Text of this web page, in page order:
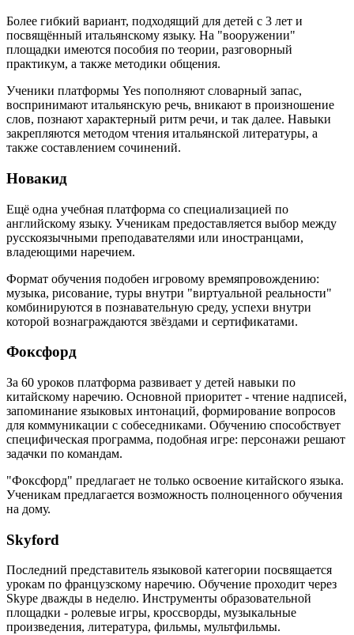
Более гибкий вариант, подходящий для детей с 3 лет и
посвящённый итальянскому языку. На "вооружении"
площадки имеются пособия по теории, разговорный
практикум, а также методики общения.
Ученики платформы Yes пополняют словарный запас,
воспринимают итальянскую речь, вникают в произношение
слов, познают характерный ритм речи, и так далее. Навыки
закрепляются методом чтения итальянской литературы, а
также составлением сочинений.
Новакид
Ещё одна учебная платформа со специализацией по
английскому языку. Ученикам предоставляется выбор между
русскоязычными преподавателями или иностранцами,
владеющими наречием.
Формат обучения подобен игровому времяпровождению:
музыка, рисование, туры внутри "виртуальной реальности"
комбинируются в познавательную среду, успехи внутри
которой вознаграждаются звёздами и сертификатами.
Фоксфорд
За 60 уроков платформа развивает у детей навыки по
китайскому наречию. Основной приоритет - чтение надписей,
запоминание языковых интонаций, формирование вопросов
для коммуникации с собеседниками. Обучению способствует
специфическая программа, подобная игре: персонажи решают
задачки по командам.
"Фоксфорд" предлагает не только освоение китайского языка.
Ученикам предлагается возможность полноценного обучения
на дому.
Skyford
Последний представитель языковой категории посвящается
урокам по французскому наречию. Обучение проходит через
Skype дважды в неделю. Инструменты образовательной
площадки - ролевые игры, кроссворды, музыкальные
произведения, литература, фильмы, мультфильмы.